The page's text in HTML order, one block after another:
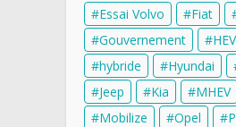
Essai Volvo
Fiat
Gouvernement
HEV
hybride
Hyundai
Jeep
Kia MHEV
Mobilize
Opel